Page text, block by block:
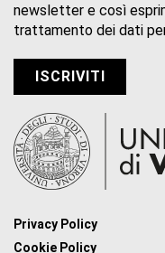
newsletter e così
trattamento dei dati
Privacy Policy
Cookie Policy